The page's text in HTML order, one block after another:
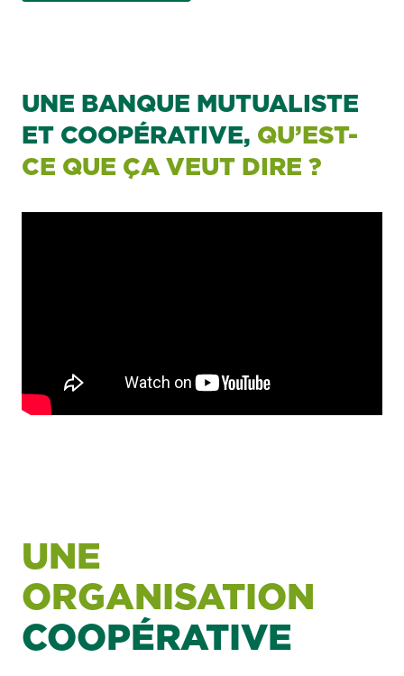
UNE BANQUE MUTUALISTE
ET COOPÉRATIVE, QU’EST-
CE QUE ÇA VEUT DIRE ?
UNE
ORGANISATION
COOPÉRATIVE